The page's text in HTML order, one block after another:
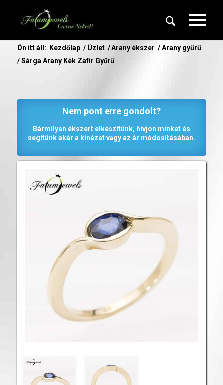
Ön itt áll: Kezdőlap / Üzlet / Arany ékszer / Arany gyűrű
/ Sárga Arany Kék Zafír Gyűrű
Nem pont erre gondolt?
Bármilyen ékszert elkészítünk, hívjon minket és
segítünk akár a kinézet vagy az ár módosításában.